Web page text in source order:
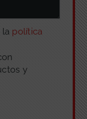
la política
y